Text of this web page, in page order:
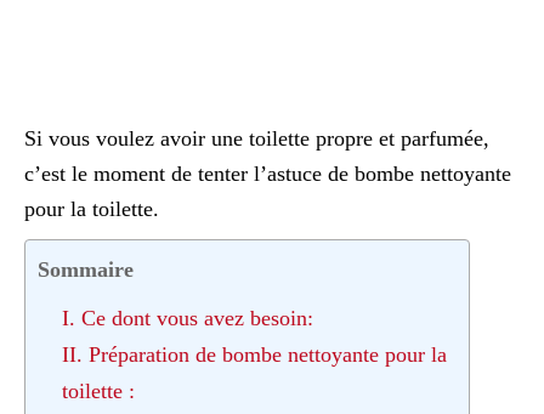
Si vous voulez avoir une toilette propre et parfumée,
c’est le moment de tenter l’astuce de bombe nettoyante
pour la toilette.
Sommaire
I. Ce dont vous avez besoin:
II. Préparation de bombe nettoyante pour la
toilette :